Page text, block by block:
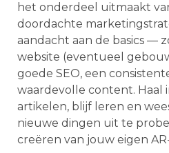
het onderdeel uitmaakt
doordachte
aandacht aan de basics —
website (eventueel
goede SEO, een
waardevolle content. Haal
artikelen, blijf leren en
nieuwe dingen uit te
creëren van jouw eigen